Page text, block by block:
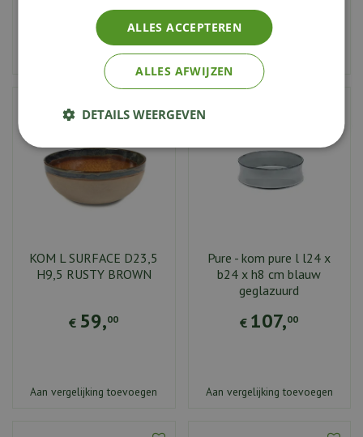
Aan vergelijking toevoegen Aan vergelijking toevoegen
KOM L SURFACE D23,5
H9,5 RUSTY BROWN
€ 59,00
Aan vergelijking toevoegen
Pure - kom pure l l24 x
b24 x h8 cm blauw
geglazuurd
€ 107,00
Aan vergelijking toevoegen
ALLES ACCEPTEREN
ALLES AFWIJZEN
DETAILS WEERGEVEN